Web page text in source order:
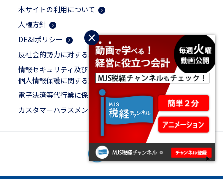
×
本サイトの利用について
人権方針
DE&Iポリシー
反社会的勢力に対する基本方針
情報セキュリティ及び
個人情報保護に関する方針
電子決済等代行業に係る表示
カスタマーハラスメントに対する基本方針